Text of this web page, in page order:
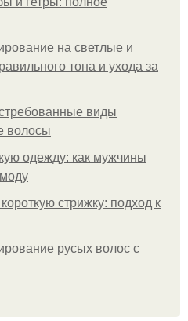
на светлые и
тона и ухода за
виды
волосы
одежду: как мужчины
стрижку: подход к
русых волос с